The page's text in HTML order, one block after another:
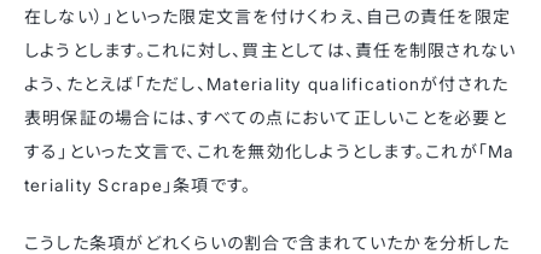
在しない）」といった限定文言を付けくわえ、自己の責任を限定
しようとします。これに対し、買主としては、責任を制限されない
よう、たとえば「ただし、Materiality qualificationが付された
表明保証の場合には、すべての点において正しいことを必要と
する」といった文言で、これを無効化しようとします。これが「Ma
teriality Scrape」条項です。
こうした条項がどれくらいの割合で含まれていたかを分析した